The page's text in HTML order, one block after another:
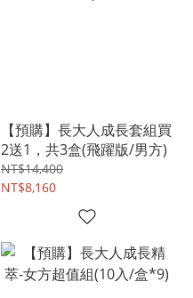
【預購】長大人成長套組買
2送1，共3盒(飛躍版/男方)
NT$14,400
NT$8,160